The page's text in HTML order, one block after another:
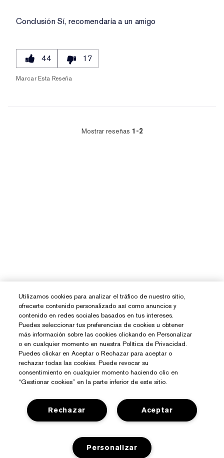
ConclusiónSí, recomendaría a un amigo
44 17
Marcar Esta Reseña
Mostrar reseñas 1-2
¿Necesitas Ayuda?
Utilizamos cookies para analizar el tráfico de nuestro sitio,
ofrecerte contenido personalizado así como anuncios y
contenido en redes sociales basados en tus intereses.
Puedes seleccionar tus preferencias de cookies u obtener
más información sobre las cookies clickando en Personalizar
o en cualquier momento en nuestra Política de Privacidad.
Puedes clickar en Aceptar o Rechazar para aceptar o
rechazar todas las cookies. Puede revocar su
consentimiento en cualquier momento haciendo clic en
“Gestionar cookies” en la parte inferior de este sitio.
Aceptar
Rechazar
Personalizar